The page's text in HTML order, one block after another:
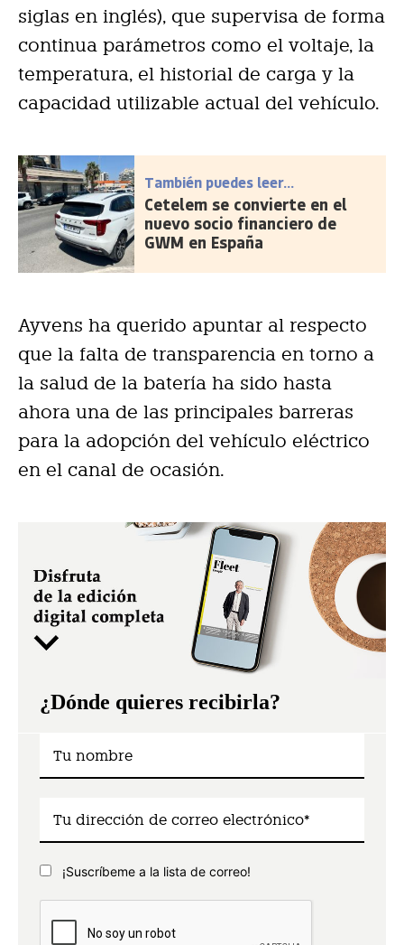
siglas en inglés), que supervisa de forma
continua parámetros como el voltaje, la
temperatura, el historial de carga y la
capacidad utilizable actual del vehículo.
También puedes leer...
Cetelem se convierte en el
nuevo socio financiero de
GWM en España
Ayvens ha querido apuntar al respecto
que la falta de transparencia en torno a
la salud de la batería ha sido hasta
ahora una de las principales barreras
para la adopción del vehículo eléctrico
en el canal de ocasión.
¿Dónde quieres recibirla?
¡Suscríbeme a la lista de correo!